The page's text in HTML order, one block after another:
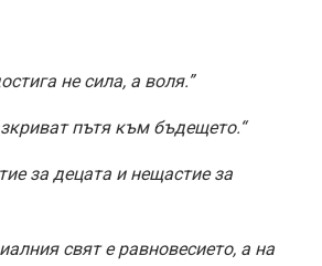
не сила, а воля.”
пътя към бъдещето.“
за децата и нещастие за
свят е равновесието, а на